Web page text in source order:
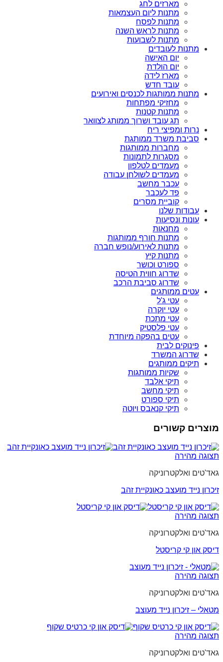
מארזים לחג
מתנות ליום העצמאות
מתנות לפסח
מתנות לראש השנה
מתנות לשבועות
מתנות לעובדים
יום האישה
יום הולדת
מארז לידה
עובד חדש
מתנות ממותגות לכנסים ואירועים
מחזיקי מפתחות
מתנות קטנות
תג עובד ושרוך ממותג לצוואר
נרות ומפיצי ריח
סביבת משרד ממותגת
מחברות ממותגות
מסגרות לתמונות
מעמדים לטלפון
מעמדים לשולחן עבודה
עכבר מחשב
פד לעכבר
קוביית מסרים
עבודות שלנו
עונות ונסיעות
מחנאות
מתנות חורף ממותגות
מתנות לאירוע/נופש חברה
מתנות קיץ
ספורט וכושר
שדרוג חווית הטיסה
שדרוג סביבת הרכב
עטים ממותגים
עטי ג'ל
עטי יוקרה
עטי מתכת
עטי פלסטיק
עטים בהפקה מיוחדת
פינוקים לבית
שדרוג המשרד
תיקים ממותגים
שקיות ממותגות
תיקי אלבד
תיקי מחשב
תיקי ספורט
תיקי קנאבס ויוטה
מוצרים קשורים
תצוגה מהירה
גאד'טים ואלקטרוניקה
זיכרון נייד מועצב כאונקיית זהב
תצוגה מהירה
גאד'טים ואלקטרוניקה
דיסק און קי קריסטל
תצוגה מהירה
גאד'טים ואלקטרוניקה
מטאלי – זיכרון נייד מעוצב
תצוגה מהירה
גאד'טים ואלקטרוניקה